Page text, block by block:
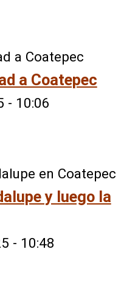
a Coatepec
- 10:06
y luego la
- 10:48